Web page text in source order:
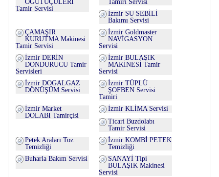
ÖĞÜTÜÇÜLERİ
Tamir Servisi
Tamiri Servisi
İzmir SU SEBİLİ
Bakımı Servisi
ÇAMAŞIR
KURUTMA Makinesi
Tamir Servisi
İzmir Goldmaster
NAVİGASYON
Servisi
İzmir DERİN
DONDURUCU Tamir
Servisleri
İzmir BULAŞIK
MAKİNESİ Tamir
Servisi
İzmir DOGALGAZ
DÖNÜŞÜM Servisi
İzmir TÜPLÜ
ŞOFBEN Servisi
Tamiri
İzmir Market
DOLABI Tamirçisi
İzmir KLİMA Servisi
Ticari Buzdolabı
Tamir Servisi
Petek Araları Toz
Temizliği
İzmir KOMBİ PETEK
Temizliği
Buharla Bakım Servisi
SANAYİ Tipi
BULAŞIK Makinesi
Servisi